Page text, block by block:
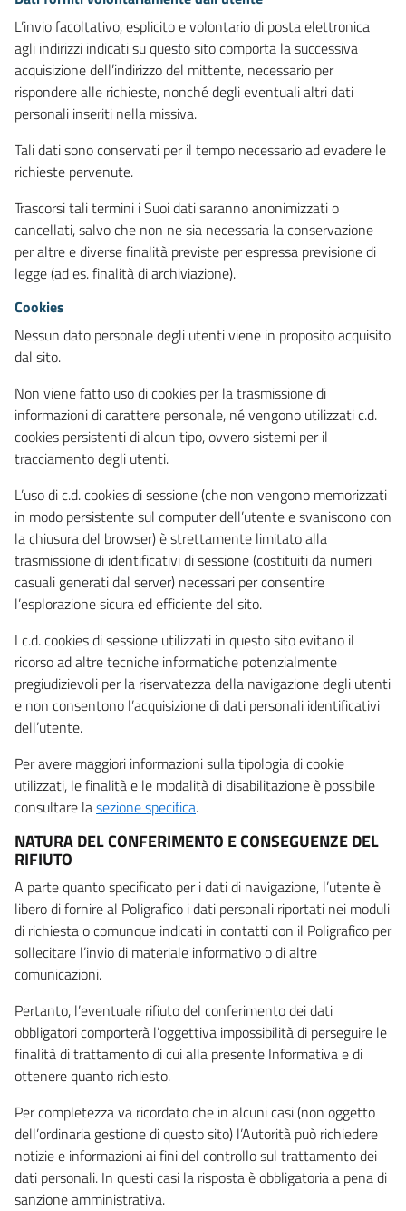
L’invio facoltativo, esplicito e volontario di posta elettronica
agli indirizzi indicati su questo sito comporta la successiva
acquisizione dell’indirizzo del mittente, necessario per
rispondere alle richieste, nonché degli eventuali altri dati
personali inseriti nella missiva.
Tali dati sono conservati per il tempo necessario ad evadere le
richieste pervenute.
Trascorsi tali termini i Suoi dati saranno anonimizzati o
cancellati, salvo che non ne sia necessaria la conservazione
per altre e diverse finalità previste per espressa previsione di
legge (ad es. finalità di archiviazione).
Cookies
Nessun dato personale degli utenti viene in proposito acquisito
dal sito.
Non viene fatto uso di cookies per la trasmissione di
informazioni di carattere personale, né vengono utilizzati c.d.
cookies persistenti di alcun tipo, ovvero sistemi per il
tracciamento degli utenti.
L’uso di c.d. cookies di sessione (che non vengono memorizzati
in modo persistente sul computer dell’utente e svaniscono con
la chiusura del browser) è strettamente limitato alla
trasmissione di identificativi di sessione (costituiti da numeri
casuali generati dal server) necessari per consentire
l’esplorazione sicura ed efficiente del sito.
I c.d. cookies di sessione utilizzati in questo sito evitano il
ricorso ad altre tecniche informatiche potenzialmente
pregiudizievoli per la riservatezza della navigazione degli utenti
e non consentono l’acquisizione di dati personali identificativi
dell’utente.
Per avere maggiori informazioni sulla tipologia di cookie
utilizzati, le finalità e le modalità di disabilitazione è possibile
consultare lasezione specifica.
NATURA DEL CONFERIMENTO E CONSEGUENZE DEL
RIFIUTO
A parte quanto specificato per i dati di navigazione, l’utente è
libero di fornire al Poligrafico i dati personali riportati nei moduli
di richiesta o comunque indicati in contatti con il Poligrafico per
sollecitare l’invio di materiale informativo o di altre
comunicazioni.
Pertanto, l’eventuale rifiuto del conferimento dei dati
obbligatori comporterà l’oggettiva impossibilità di perseguire le
finalità di trattamento di cui alla presente Informativa e di
ottenere quanto richiesto.
Per completezza va ricordato che in alcuni casi (non oggetto
dell’ordinaria gestione di questo sito) l’Autorità può richiedere
notizie e informazioni ai fini del controllo sul trattamento dei
dati personali. In questi casi la risposta è obbligatoria a pena di
sanzione amministrativa.